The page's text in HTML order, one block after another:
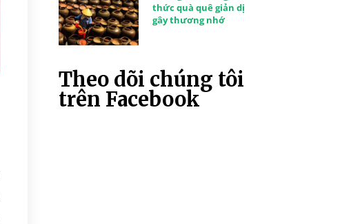
thức quà quê giản dị
gây thương nhớ
Theo dõi chúng tôi
trên Facebook